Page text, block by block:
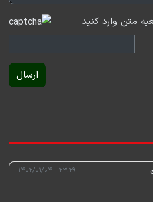
متن وارد کنید
ارسال
۲۳:۲۹ - ۱۴۰۲/۰۱/۰۴